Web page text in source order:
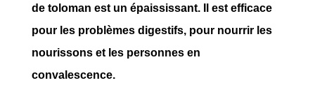
de toloman est un épaississant. Il est efficace
pour les problèmes digestifs, pour nourrir les
nourissons et les personnes en
convalescence.